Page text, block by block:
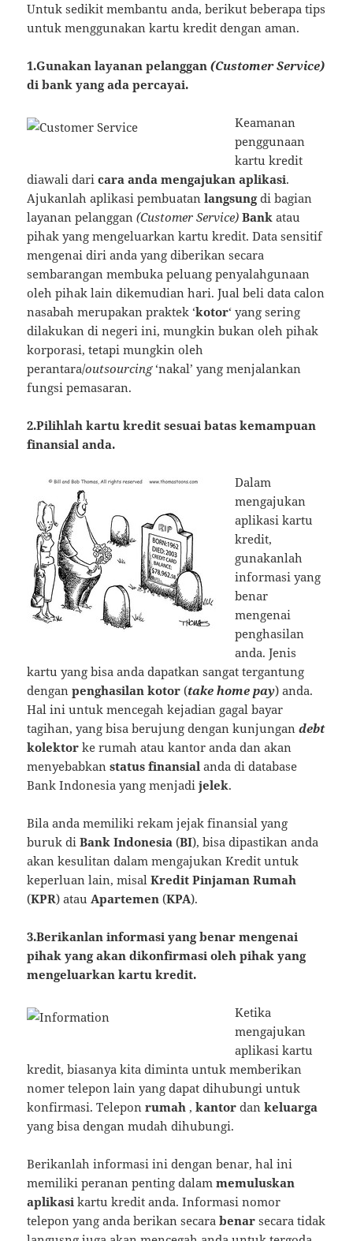
Untuk sedikit membantu anda, berikut beberapa tips
untuk menggunakan kartu kredit dengan aman.
1.Gunakan layanan pelanggan(Customer Service)
di bank yang ada percayai.
Keamanan
penggunaan
kartu kredit
diawali dari cara anda mengajukan aplikasi.
Ajukanlah aplikasi pembuatanlangsungdi bagian
layanan pelanggan (Customer Service) Bank atau
pihak yang mengeluarkan kartu kredit. Data sensitif
mengenai diri anda yang diberikan secara
sembarangan membuka peluang penyalahgunaan
oleh pihak lain dikemudian hari. Jual beli data calon
nasabah merupakan praktek ‘kotor‘ yang sering
dilakukan di negeri ini, mungkin bukan oleh pihak
korporasi, tetapi mungkin oleh
perantara/outsourcing‘nakal’ yang menjalankan
fungsi pemasaran.
2.Pilihlah kartu kredit sesuai batas kemampuan
finansial anda.
Dalam
mengajukan
aplikasi kartu
kredit,
gunakanlah
informasi yang
benar
mengenai
penghasilan
anda. Jenis
kartu yang bisa anda dapatkan sangat tergantung
dengan penghasilan kotor (take home pay) anda.
Hal ini untuk mencegah kejadian gagal bayar
tagihan, yang bisa berujung dengan kunjungandebt
kolektor ke rumah atau kantor anda dan akan
menyebabkan status finansial anda di database
Bank Indonesia yang menjadijelek.
Bila anda memiliki rekam jejak finansial yang
buruk diBank Indonesia (BI), bisa dipastikan anda
akan kesulitan dalam mengajukan Kredit untuk
keperluan lain, misal Kredit Pinjaman Rumah
(KPR) atauApartemen (KPA).
3.Berikanlan informasi yang benar mengenai
pihak yang akan dikonfirmasi oleh pihak yang
mengeluarkan kartu kredit.
Ketika
mengajukan
aplikasi kartu
kredit, biasanya kita diminta untuk memberikan
nomer telepon lain yang dapat dihubungi untuk
konfirmasi. Teleponrumah ,kantor dankeluarga
yang bisa dengan mudah dihubungi.
Berikanlah informasi ini dengan benar, hal ini
memiliki peranan penting dalammemuluskan
aplikasi kartu kredit anda. Informasi nomor
telepon yang anda berikan secarabenar secara tidak